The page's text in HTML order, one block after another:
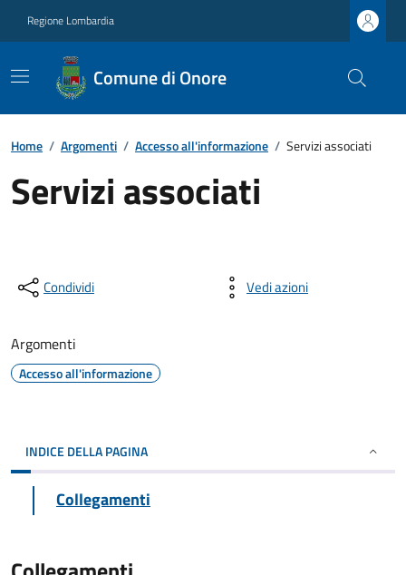
Regione Lombardia
Comune di Onore
Home / Argomenti / Accesso all'informazione / Servizi associati
Servizi associati
Condividi Vedi azioni
Argomenti
Accesso all'informazione
INDICE DELLA PAGINA
Collegamenti